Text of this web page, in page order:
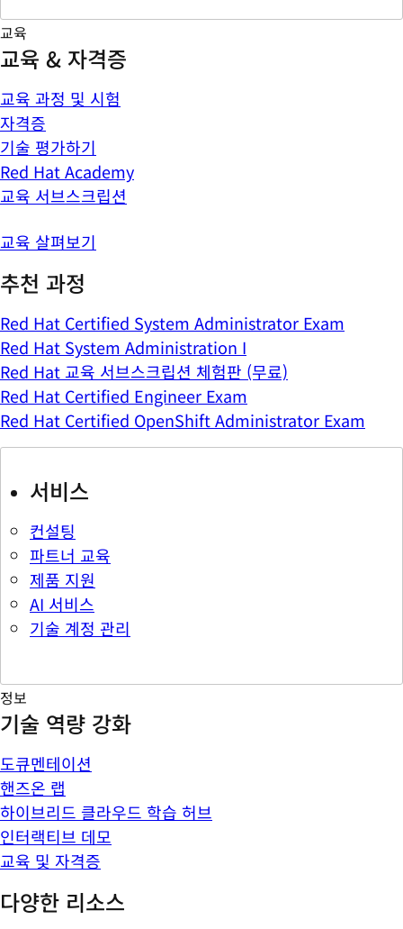
교육
교육 & 자격증
교육 과정 및 시험
자격증
기술 평가하기
Red Hat Academy
교육 서브스크립션
교육 살펴보기
추천 과정
Red Hat Certified System Administrator Exam
Red Hat System Administration I
Red Hat 교육 서브스크립션 체험판 (무료)
Red Hat Certified Engineer Exam
Red Hat Certified OpenShift Administrator Exam
서비스
컨설팅
파트너 교육
제품 지원
AI 서비스
기술 계정 관리
정보
기술 역량 강화
도큐멘테이션
핸즈온 랩
하이브리드 클라우드 학습 허브
인터랙티브 데모
교육 및 자격증
다양한 리소스